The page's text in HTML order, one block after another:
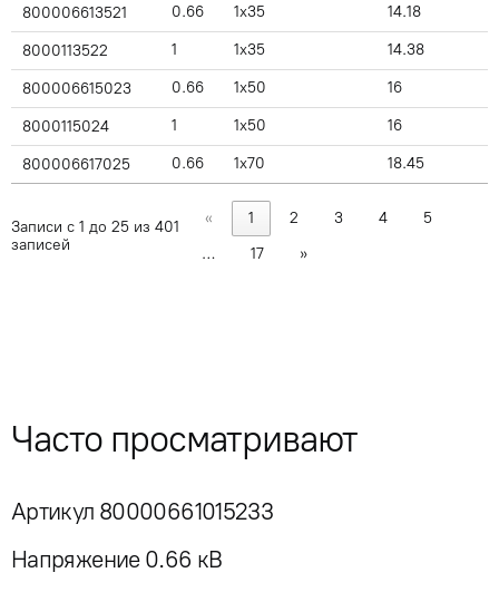
800006613521 0.66 1x35 14.18
8000113522 1 1x35 14.38
800006615023 0.66 1x50 16
8000115024 1 1x50 16
800006617025 0.66 1x70 18.45
Записи с 1 до 25 из 401
записей
« 1 2 3 4
5
…
17 »
Часто просматривают
Артикул 80000661015233
Напряжение 0.66 кВ